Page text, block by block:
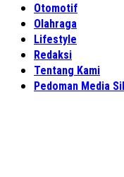
Otomotif
Olahraga
Lifestyle
Redaksi
Tentang Kami
Pedoman Media